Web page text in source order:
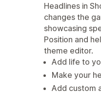
Headlines in
changes the
showcasing
Position and
theme editor.
Add life to
Make your
Add custom